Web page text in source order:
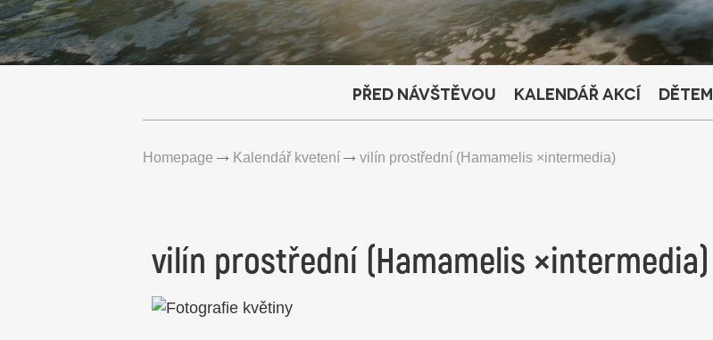
Před návštěvou Kalendář akcí Dětem
Homepage Kalendář kvetení vilín prostřední (Hamamelis ×intermedia)
vilín prostřední (Hamamelis ×intermedia)